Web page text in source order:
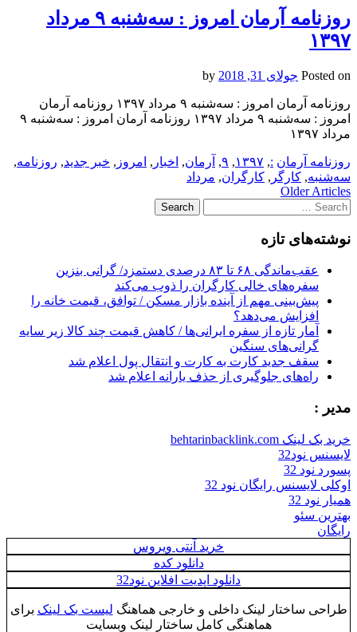
روزنامه آرمان امروز : سه‌شنبه ۹ مرداد
۱۳۹۷
Posted on جولای 31, 2018
روزنامه آرمان امروز : سه‌شنبه ۹ مرداد ۱۳۹۷ روزنامه آرمان
امروز : سه‌شنبه ۹ مرداد ۱۳۹۷ روزنامه آرمان امروز : سه‌شنبه ۹
مرداد ۱۳۹۷
روزنامه آرمان :
, ۱۳۹۷, ۹, آرمان, اخبار , امروز , خبر جدید, روزنامه,
سه‌شنبه, کارگر , کارگران, مرداد
Post
navigation
Older Articles
Search
for:
نوشته‌های تازه
عقب‌ماندگی ۶۸ تا ۸۳ درصدی دستمزد/ گرانی بنزین
سفره‌های خالی کارگران را ذوب می‌کند
پیش‌بینی مهم از آینده بازار مسکن / توافق، قیمت خانه را
افزایش می‌دهد؟
آمار تازه از سفره ایرانی‌ها / کاهش قیمت چند کالا زیر سایه
گرانی‌های سنگین
سقف جدید کارت به کارت و انتقال پول اعلام شد
راه‌های جلوگیری از حذف یارانه اعلام شد
مدیر :
خرید بک لینک behtarinbacklink.com
لایسنس نود32
پسورد نود 32
اوکلی لایسنس رایگان نود 32
همیار نود 32
بهترین سئو
رایگان
خرید آنتی ویروس
دانلود کده
دانلود اپدیت افلاین نود32
طراحی ساختار لینک داخلی و خارجی هماهنگ لیست بک لینک برای
هماهنگی کامل ساختار لینک وبسایت